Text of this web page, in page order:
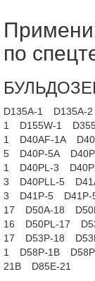
по
D135A-1 D135A-2
1
D155W-1
1
D40AF-1A
5
D40P-5A
1
D40PL-3
3
D40PLL-5
3
D41P-5 D41P-
17
D50A-18
16
D50PL-17
17
D53P-18
1
D58P-1B
21B
D85E-21